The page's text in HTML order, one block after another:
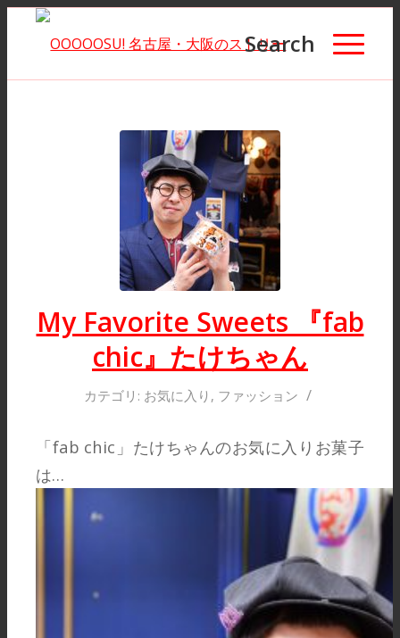
Search
My Favorite Sweets 『fab
chic』たけちゃん
カテゴリ: お気に入り , ファッション /
「fab chic」たけちゃんのお気に入りお菓子
は…